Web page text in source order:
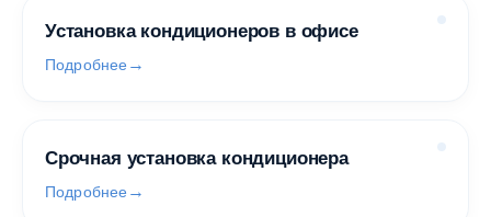
Установка кондиционеров в офисе
Подробнее
Срочная установка кондиционера
Подробнее